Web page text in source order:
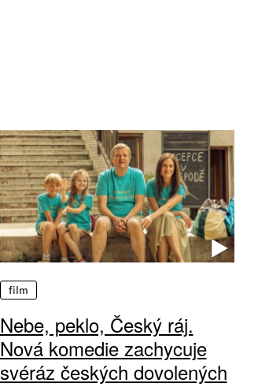
film
Nebe, peklo, Český ráj.
Nová komedie zachycuje
svéráz českých dovolených